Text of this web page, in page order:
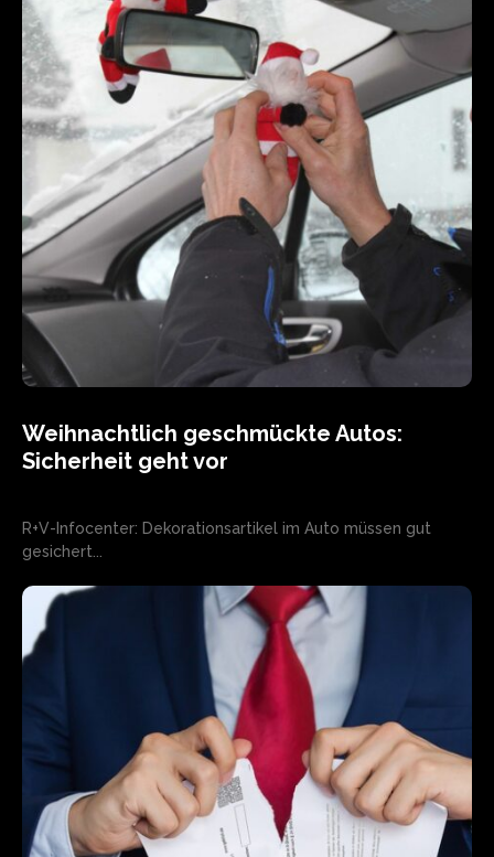
Weihnachtlich geschmückte Autos:
Sicherheit geht vor
R+V-Infocenter: Dekorationsartikel im Auto müssen gut
gesichert...